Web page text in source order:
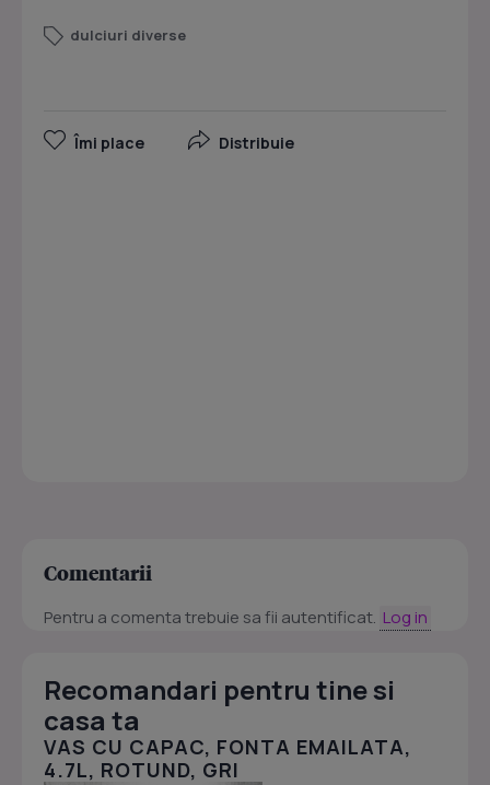
dulciuri diverse
Îmi place Distribuie
Comentarii
Pentru a comenta trebuie sa fii autentificat. Log in
Recomandari pentru tine si
casa ta
VAS CU CAPAC, FONTA EMAILATA,
4.7L, ROTUND, GRI